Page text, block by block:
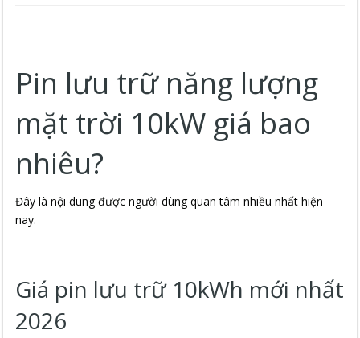
Pin lưu trữ năng lượng
mặt trời 10kW giá bao
nhiêu?
Đây là nội dung được người dùng quan tâm nhiều nhất hiện
nay.
Giá pin lưu trữ 10kWh mới nhất
2026